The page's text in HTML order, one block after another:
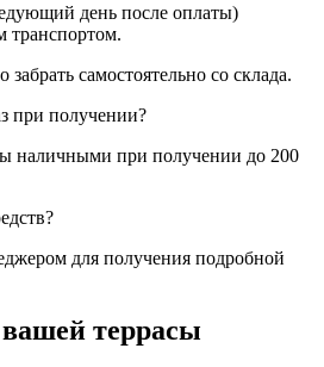
день после оплаты)
транспортом.
самостоятельно со склада.
при получении?
наличными при получении до 200
для получения подробной
террасы